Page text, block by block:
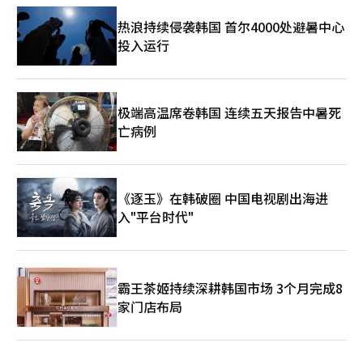
避暑的角色。”他指出：“随着‘购物度假’需求的增加，顾客的
停留时间也会延长，从而对F&B和时尚等相关商品的销售产生积极
影响。”※ 本报道经人工智能（AI）系统翻译与编辑。
热浪持续侵袭韩国 首尔4000处避暑中心
投入运行
极端高温席卷韩国 连续五天报告中暑死
亡病例
《逐玉》在韩破圈 中国电视剧出海进
入"平台时代"
霸王茶姬持续深耕韩国市场 3个月完成8
家门店布局